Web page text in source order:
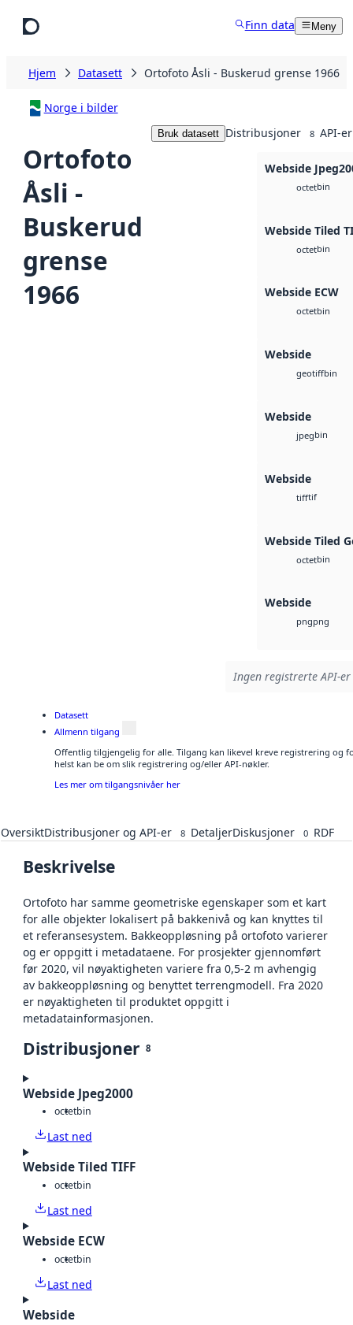
Finn data Meny
Hjem Datasett Ortofoto Åsli - Buskerud grense 1966
Norge i bilder
Ortofoto
Åsli -
Buskerud
grense
1966
Bruk datasett Distribusjoner 8 API-er
Webside
octetbin
Webside Tiled
octetbin
Webside ECW
octetbin
Webside
geotiffbin
Webside
jpegbin
Webside
tifftif
Webside Tiled
octetbin
Webside
pngpng
Ingen registrerte API-
Datasett
Allmenn tilgang
Offentlig tilgjengelig for alle. Tilgang kan likevel kreve registrering og
helst kan be om slik registrering og/eller API-nøkler.
Les mer om tilgangsnivåer her
OversiktDistribusjoner og API-er 8 DetaljerDiskusjoner 0 RDF
Beskrivelse
Ortofoto har samme geometriske egenskaper som et kart
for alle objekter lokalisert på bakkenivå og kan knyttes til
et referansesystem. Bakkeoppløsning på ortofoto varierer
og er oppgitt i metadataene. For prosjekter gjennomført
før 2020, vil nøyaktigheten variere fra 0,5-2 m avhengig
av bakkeoppløsning og benyttet terrengmodell. Fra 2020
er nøyaktigheten til produktet oppgitt i
metadatainformasjonen.
Distribusjoner 8
Webside Jpeg2000
octetbin
Last ned
Webside Tiled TIFF
octetbin
Last ned
Webside ECW
octetbin
Last ned
Webside